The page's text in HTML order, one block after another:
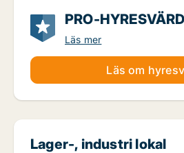
PRO-HYRESVÄRD
Läs mer
Läs om
Lager-, industri lokal